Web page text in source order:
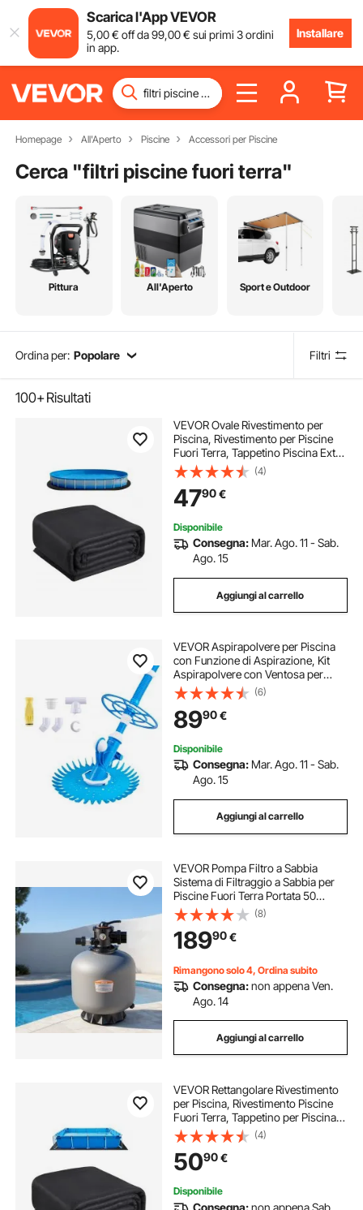
Scarica l'App VEVOR
5,00€ off da99,00€ sui primi 3 ordini
in app.
Installare
Homepage All'Aperto Piscine Accessori per Piscine
Cerca "filtri piscine fuori terra"
Pittura All'Aperto Sport e Outdoor
Ordina per: Popolare Filtri
100+Risultati
VEVOR Ovale Rivestimento per
Piscina, Rivestimento per Piscine
Fuori Terra, Tappetino Piscina Extra
Spesso, Materiale Tessuto
Geotessile Riciclato Sottofondo,
366 x 732 cm 180 g/m² Nero
(4)
4790€
Disponibile
Consegna: Mar. Ago. 11 - Sab.
Ago. 15
Aggiungi al carrello
VEVOR Aspirapolvere per Piscina
con Funzione di Aspirazione, Kit
Aspirapolvere con Ventosa per
Piscina Spazzatrice per Pulizia con
12 Tubi, Adatto per Piscine Interrate
e Fuori Terra, Blu
(6)
8990€
Disponibile
Consegna: Mar. Ago. 11 - Sab.
Ago. 15
Aggiungi al carrello
VEVOR Pompa Filtro a Sabbia
Sistema di Filtraggio a Sabbia per
Piscine Fuori Terra Portata 50
GPM/189,3 LPM Pompa per
Filtraggio per Piscina con Valvola
Multiporta a 7 Vie, Risciacquo,
Scarico
(8)
18990€
Rimangono solo 4, Ordina subito
Consegna:non appena Ven.
Ago. 14
Aggiungi al carrello
VEVOR Rettangolare Rivestimento
per Piscina, Rivestimento Piscine
Fuori Terra, Tappetino per Piscina
Extra Spesso, Materiale Tessuto
Sottofondo, 366 x 732 cm 180
g/m², Nero, 5,1 kg
(4)
5090€
Disponibile
Consegna:non appena Sab.